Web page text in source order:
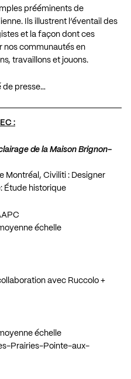
prééminents de
Ils illustrent l’éventail des
et la façon dont ces
nos communautés en
travaillons et jouons.
de presse…
:
de la Maison Brignon-
Montréal, Civiliti : Designer
Étude historique
échelle
avec Ruccolo +
échelle
Prairies-Pointe-aux-